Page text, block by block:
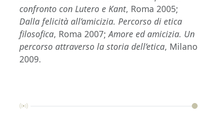
confronto con Lutero e Kant, Roma 2005;
Dalla felicità all’amicizia. Percorso di etica
filosofica, Roma 2007;Amore ed amicizia. Un
percorso attraverso la storia dell’etica, Milano
2009.